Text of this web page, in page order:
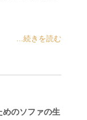
...続きを読む
のソファの生